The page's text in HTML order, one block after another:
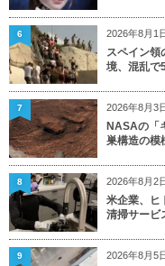
2026年8月1
スペイン領
境、混乱で
6
2026年8月3
NASAの「
巣構造の模
7
2026年8月2
米企業、ヒ
清掃サービ
8
2026年8月5
9